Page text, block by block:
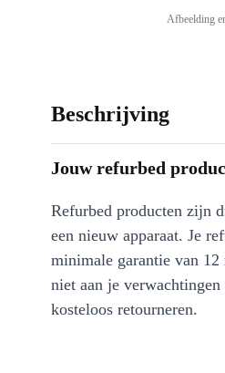
Afbeelding
Beschrijving
Jouw refurbed
Refurbed producten zijn
een nieuw apparaat. Je
minimale garantie van 12
niet aan je
kosteloos retourneren.